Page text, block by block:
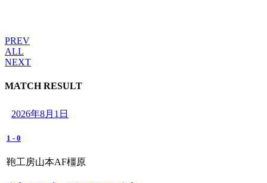
PREV
ALL
NEXT
MATCH RESULT
2026年8月1日
1 - 0
鞄工房山本AF橿原